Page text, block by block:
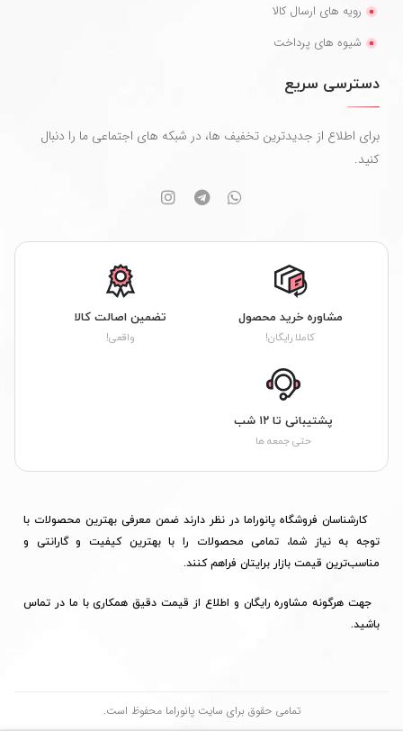
رویه های ارسال کالا
شیوه های پرداخت
دسترسی سریع
برای اطلاع از جدیدترین تخفیف ها، در شبکه های اجتماعی ما را دنبال
کنید.
مشاوره خرید محصول
کاملا رایگان!
تضمین اصالت کالا
واقعی!
پشتیبانی تا ۱۲ شب
حتی جمعه ها
کارشناسان فروشگاه پانوراما در نظر دارند ضمن معرفی بهترین محصولات با
توجه به نیاز شما، تمامی محصولات را با بهترین کیفیت و گارانتی و
مناسب‌ترین قیمت بازار برایتان فراهم کنند.
جهت هرگونه مشاوره رایگان و اطلاع از قیمت دقیق همکاری با ما در تماس
باشید.
تمامی حقوق برای سایت پانوراما محفوظ است.